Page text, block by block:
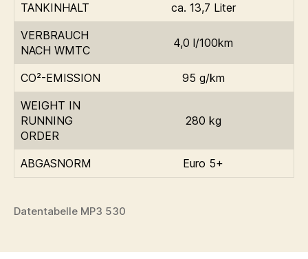
TANKINHALT
ca. 13,7 Liter
VERBRAUCH
NACH WMTC
4,0 l/100km
CO²-EMISSION
95 g/km
WEIGHT IN
RUNNING
ORDER
280 kg
ABGASNORM Euro 5+
Datentabelle MP3 530